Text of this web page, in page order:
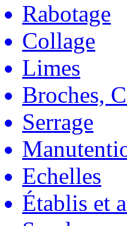
Rabotage
Collage
Limes
Broches,
Serrage
Echelles
Établis et